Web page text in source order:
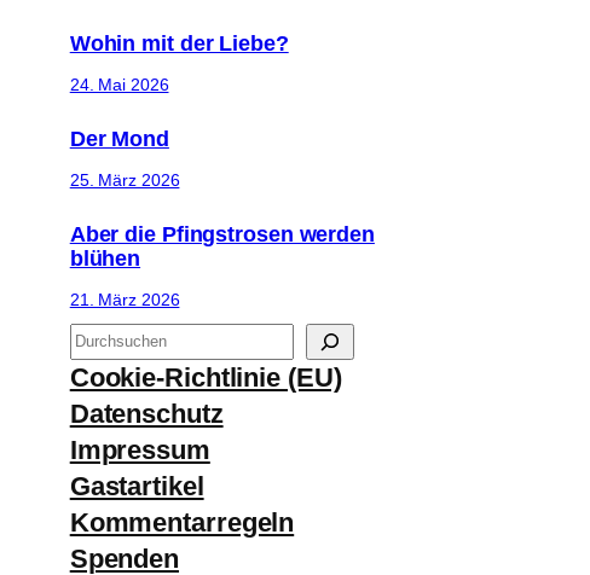
Wohin mit der Liebe?
24. Mai 2026
Der Mond
25. März 2026
Aber die Pfingstrosen werden
blühen
21. März 2026
S
u
c
h
e
n
Cookie-Richtlinie (EU)
Datenschutz
Impressum
Gastartikel
Kommentarregeln
Spenden